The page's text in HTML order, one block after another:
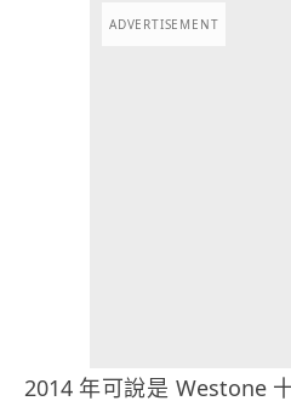
ADVERTISEMENT
2014 年可說是 Westone